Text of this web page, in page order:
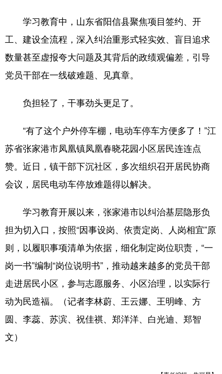
学习教育中，山东省阳信县聚焦项目签约、开
工、建设全流程，深入纠治重形式轻实效、盲目追求
数量甚至虚报夸大问题及其背后的政绩观偏差，引导
党员干部在一线破难题、见真章。
负担轻了，干事劲头更足了。
“有了这个户外停车棚，电动车停车方便多了！”江
苏省张家港市凤凰镇凤凰春晓花园小区居民连连点
赞。近日，镇干部下沉社区，多次组织召开居民协商
会议，居民电动车停放难题得以解决。
学习教育开展以来，张家港市以纠治基层隐形负
担为切入口，按照“因事设岗、依责定岗、人岗相宜”原
则，以履职事项清单为依据，细化制定岗位职责，“一
岗一书”编制“岗位说明书”，推动越来越多的党员干部
走进居民小区，参与志愿服务、小区治理，以实际行
动为民造福。（记者李林蔚、王云娜、王明峰、方
圆、李蕊、苏滨、祝佳祺、郑洋洋、白光迪、郑智
文）